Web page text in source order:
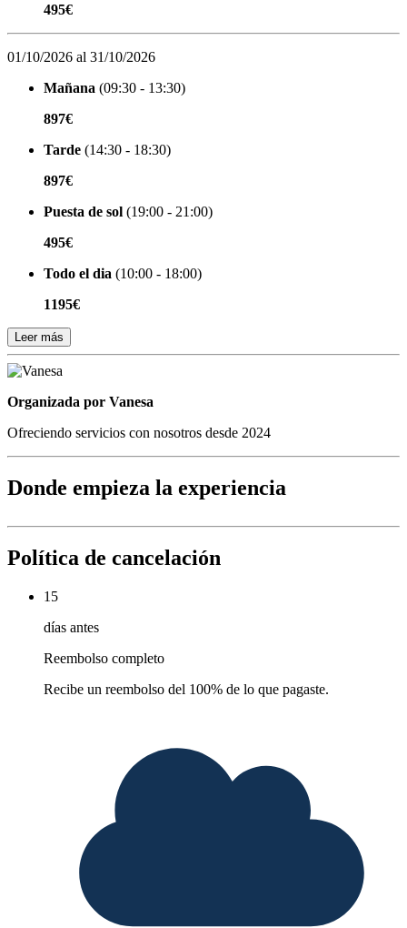
495€
01/10/2026 al 31/10/2026
Mañana (09:30 - 13:30)
897€
Tarde (14:30 - 18:30)
897€
Puesta de sol (19:00 - 21:00)
495€
Todo el dia (10:00 - 18:00)
1195€
Leer más
Organizada por
Organizada por Vanesa
Ofreciendo servicios con nosotros desde 2024
Donde empieza la experiencia
Política de cancelación
15
días antes
Reembolso completo
Recibe un reembolso del 100% de lo que pagaste.